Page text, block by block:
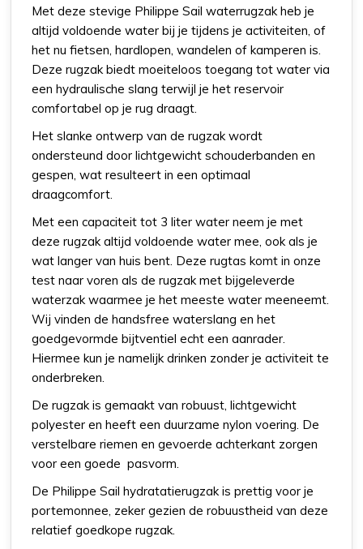
Met deze stevige Philippe Sail waterrugzak heb je
altijd voldoende water bij je tijdens je activiteiten, of
het nu fietsen, hardlopen, wandelen of kamperen is.
Deze rugzak biedt moeiteloos toegang tot water via
een hydraulische slang terwijl je het reservoir
comfortabel op je rug draagt.
Het slanke ontwerp van de rugzak wordt
ondersteund door lichtgewicht schouderbanden en
gespen, wat resulteert in een optimaal
draagcomfort.
Met een capaciteit tot 3 liter water neem je met
deze rugzak altijd voldoende water mee, ook als je
wat langer van huis bent. Deze rugtas komt in onze
test naar voren als de rugzak met bijgeleverde
waterzak waarmee je het meeste water meeneemt.
Wij vinden de handsfree waterslang en het
goedgevormde bijtventiel echt een aanrader.
Hiermee kun je namelijk drinken zonder je activiteit te
onderbreken.
De rugzak is gemaakt van robuust, lichtgewicht
polyester en heeft een duurzame nylon voering. De
verstelbare riemen en gevoerde achterkant zorgen
voor een goede pasvorm.
De Philippe Sail hydratatierugzak is prettig voor je
portemonnee, zeker gezien de robuustheid van deze
relatief goedkope rugzak.